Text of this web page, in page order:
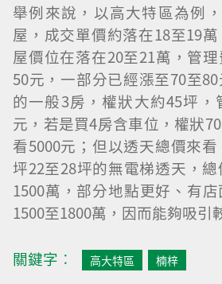
舉例來說，以高大特區為例
屋，成交單價約落在18至19
屋價位在落在20至21萬，管
50元，一部分已經漲至70至
的一般3房，權狀大約45坪，
元，若是買4房含車位，權狀
看5000元；但以透天總價來
坪22至28坪的無電梯透天，
1500萬，部分地點更好、有
1500至1800萬，因而能夠吸引
關鍵字︰ 高大特區 楠梓